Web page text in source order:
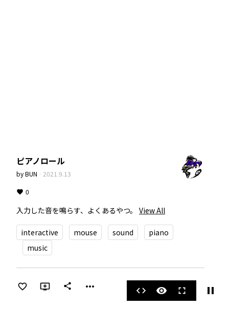
ピアノロール
byBUN · 2021.9.13
0
入力した音を鳴らす、よくあるやつ。 View All
interactive mouse sound
piano
music
share more_horiz code visibility fullscreen pause